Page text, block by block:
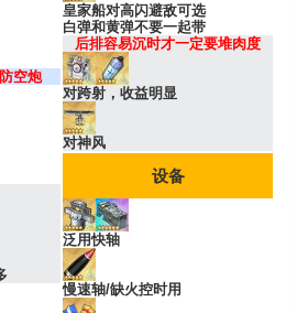
空炮
皇家船对高闪避敌可选
白弹和黄弹不要一起带
后排容易沉时才一定要堆肉度
对跨射，收益明显
对神风
设备
泛用快轴
慢速轴/缺火控时用